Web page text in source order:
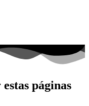
páginas